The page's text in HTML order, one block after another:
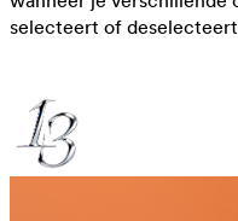
selecteert of